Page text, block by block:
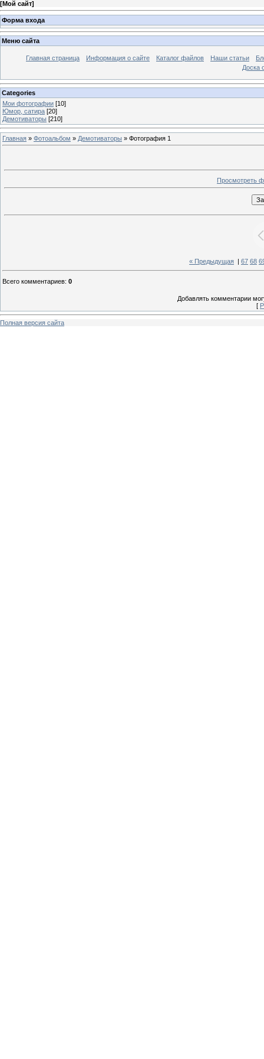
[Мой сайт]
Форма входа
Меню сайта
Главная страница Информация о сайте Каталог файлов Наши статьи
Доска
Categories
Мои фотографии [10]
Юмор, сатира [20]
Демотиваторы [210]
Главная » Фотоальбом » Демотиваторы » Фотография 1
Просмотреть
« Предыдущая 67 68
Всего комментариев: 0
Добавлять комментарии
[
Полная версия сайта